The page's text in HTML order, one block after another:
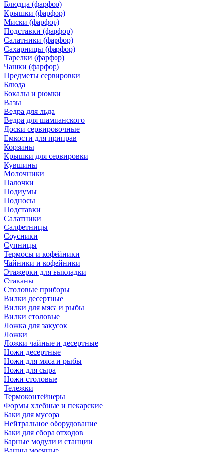
Блюдца (фарфор)
Крышки (фарфор)
Миски (фарфор)
Подставки (фарфор)
Салатники (фарфор)
Сахарницы (фарфор)
Тарелки (фарфор)
Чашки (фарфор)
Предметы сервировки
Блюда
Бокалы и рюмки
Вазы
Ведра для льда
Ведра для шампанского
Доски сервировочные
Емкости для приправ
Корзины
Крышки для сервировки
Кувшины
Молочники
Палочки
Подиумы
Подносы
Подставки
Салатники
Салфетницы
Соусники
Супницы
Термосы и кофейники
Чайники и кофейники
Этажерки для выкладки
Стаканы
Столовые приборы
Вилки десертные
Вилки для мяса и рыбы
Вилки столовые
Ложка для закусок
Ложки
Ложки чайные и десертные
Ножи десертные
Ножи для мяса и рыбы
Ножи для сыра
Ножи столовые
Тележки
Термоконтейнеры
Формы хлебные и пекарские
Баки для мусора
Нейтральное оборудование
Баки для сбора отходов
Барные модули и станции
Ванны моечные